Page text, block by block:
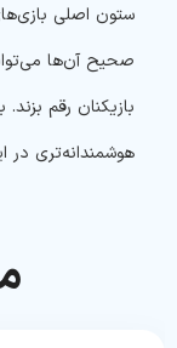
ستون اصلی
صحیح آن‌ها
بازیکنان رقم
هوشمندانه‌تری در